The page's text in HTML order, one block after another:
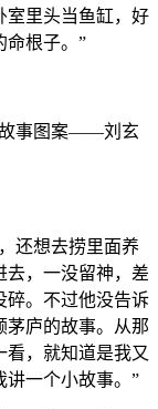
室里头当鱼缸，好
命根子。”
故事图案——刘玄
还想去捞里面养
去，一没留神，差
碎。不过他没告诉
茅庐的故事。从那
看，就知道是我又
讲一个小故事。”